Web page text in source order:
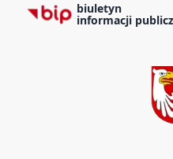
biuletyn
informacji